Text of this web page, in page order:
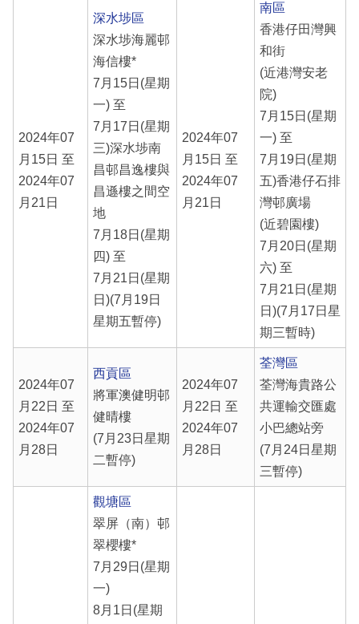
2024年07
月15日 至
2024年07
月21日
深水埗區
深水埗海麗邨
海信樓*
7月15日(星期
一) 至
7月17日(星期
三)深水埗南
昌邨昌逸樓與
昌遜樓之間空
地
7月18日(星期
四) 至
7月21日(星期
日)(7月19日
星期五暫停)
2024年07
月15日 至
2024年07
月21日
南區
香港仔田灣興
和街
(近港灣安老
院)
7月15日(星期
一) 至
7月19日(星期
五)香港仔石排
灣邨廣場
(近碧園樓)
7月20日(星期
六) 至
7月21日(星期
日)(7月17日星
期三暫時)
2024年07
月22日 至
2024年07
月28日
西貢區
將軍澳健明邨
健晴樓
(7月23日星期
二暫停)
2024年07
月22日 至
2024年07
月28日
荃灣區
荃灣海貴路公
共運輸交匯處
小巴總站旁
(7月24日星期
三暫停)
觀塘區
翠屏（南）邨
翠櫻樓*
7月29日(星期
一)
8月1日(星期